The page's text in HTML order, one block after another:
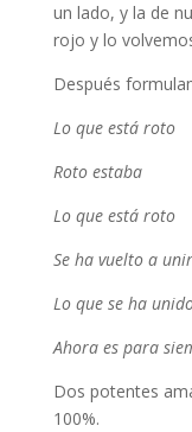
un lado, y la de
rojo y lo
Después
Lo que está roto
Roto estaba
Lo que está roto
Se ha vuelto a unir
Lo que se ha
Ahora es para
Dos potentes
100%.